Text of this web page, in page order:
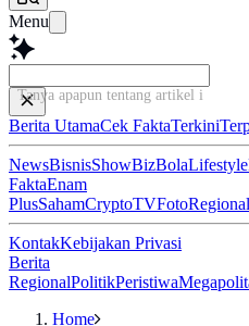
Menu
Tanya apapun tentang artikel ini...
Berita UtamaCek FaktaTerkini
NewsBisnisShowBizBolaLifestyle
FaktaEnam
PlusSahamCryptoTVFotoRegional
KontakKebijakan Privasi
Berita
RegionalPolitikPeristiwa
Home